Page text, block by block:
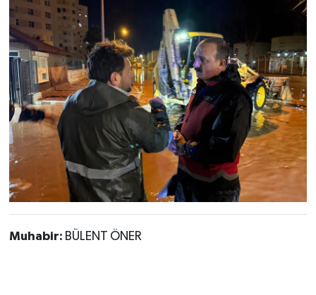
Muhabir: BÜLENT ÖNER